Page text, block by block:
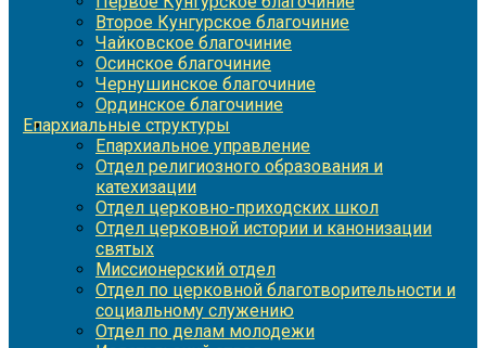
Второе Кунгурское благочиние
Чайковское благочиние
Осинское благочиние
Чернушинское благочиние
Ординское благочиние
Епархиальные структуры
Епархиальное управление
Отдел религиозного образования и
катехизации
Отдел церковно-приходских школ
Отдел церковной истории и канонизации
святых
Миссионерский отдел
Отдел по церковной благотворительности и
социальному служению
Отдел по делам молодежи